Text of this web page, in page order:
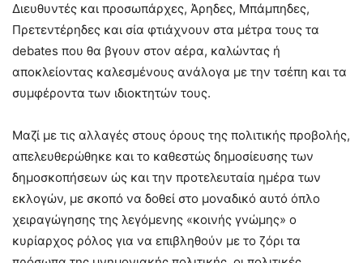
Διευθυντές και προσωπάρχες, Άρηδες, Μπάμπηδες,
Πρετεντέρηδες και σία φτιάχνουν στα μέτρα τους τα
debates που θα βγουν στον αέρα, καλώντας ή
αποκλείοντας καλεσμένους ανάλογα με την τσέπη και τα
συμφέροντα των ιδιοκτητών τους.
Μαζί με τις αλλαγές στους όρους της πολιτικής προβολής,
απελευθερώθηκε και το καθεστώς δημοσίευσης των
δημοσκοπήσεων ώς και την προτελευταία ημέρα των
εκλογών, με σκοπό να δοθεί στο μοναδικό αυτό όπλο
χειραγώγησης της λεγόμενης «κοινής γνώμης» ο
κυρίαρχος ρόλος για να επιβληθούν με το ζόρι τα